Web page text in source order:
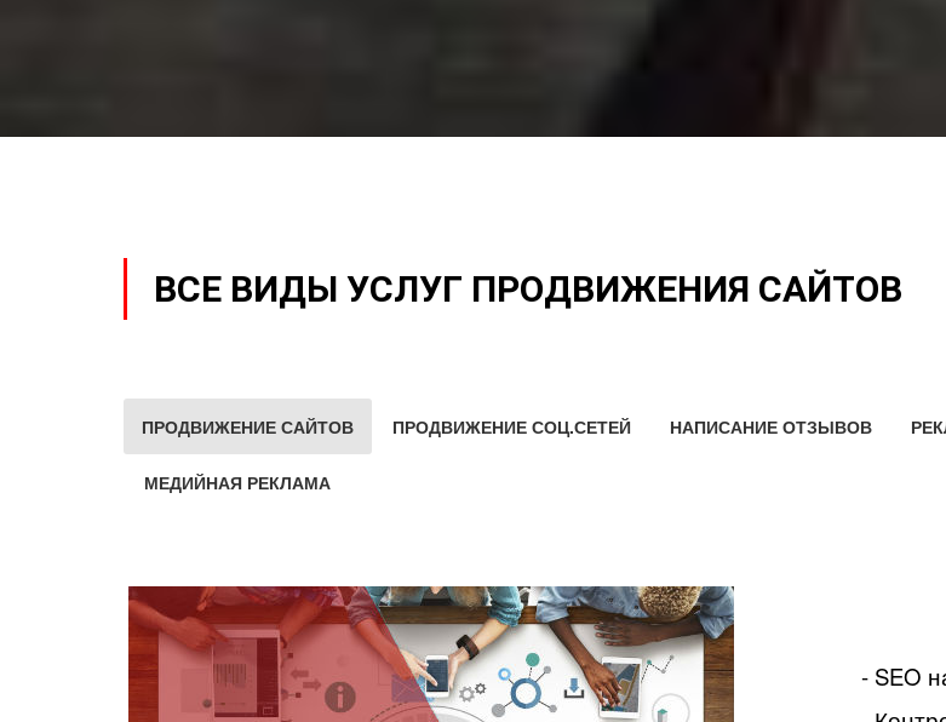
ВСЕ ВИДЫ УСЛУГ ПРОДВИЖЕНИЯ САЙТОВ
ПРОДВИЖЕНИЕ САЙТОВ ПРОДВИЖЕНИЕ СОЦ.СЕТЕЙ НАПИСАНИЕ ОТЗЫВОВ
МЕДИЙНАЯ РЕКЛАМА
- SEO